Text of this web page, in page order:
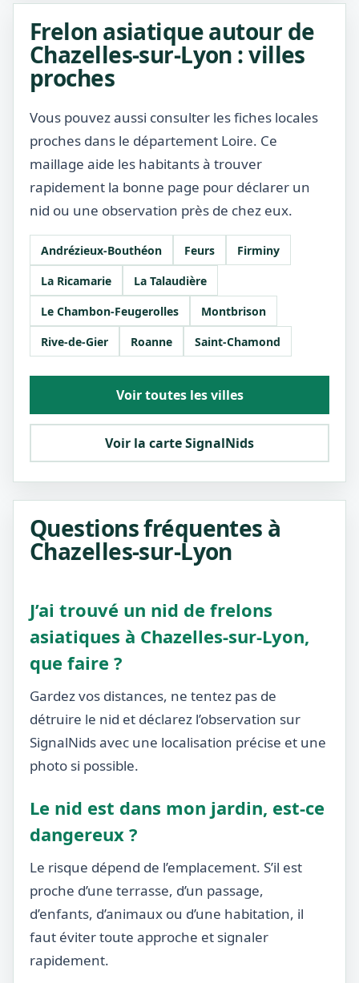
Frelon asiatique autour de
Chazelles-sur-Lyon : villes
proches
Vous pouvez aussi consulter les fiches locales
proches dans le département Loire. Ce
maillage aide les habitants à trouver
rapidement la bonne page pour déclarer un
nid ou une observation près de chez eux.
Andrézieux-Bouthéon Feurs
Firminy
La Ricamarie
La Talaudière
Le Chambon-Feugerolles
Montbrison
Rive-de-Gier
Roanne Saint-Chamond
Voir toutes les villes
Voir la carte SignalNids
Questions fréquentes à
Chazelles-sur-Lyon
J’ai trouvé un nid de frelons
asiatiques à Chazelles-sur-Lyon,
que faire ?
Gardez vos distances, ne tentez pas de
détruire le nid et déclarez l’observation sur
SignalNids avec une localisation précise et une
photo si possible.
Le nid est dans mon jardin, est-ce
dangereux ?
Le risque dépend de l’emplacement. S’il est
proche d’une terrasse, d’un passage,
d’enfants, d’animaux ou d’une habitation, il
faut éviter toute approche et signaler
rapidement.